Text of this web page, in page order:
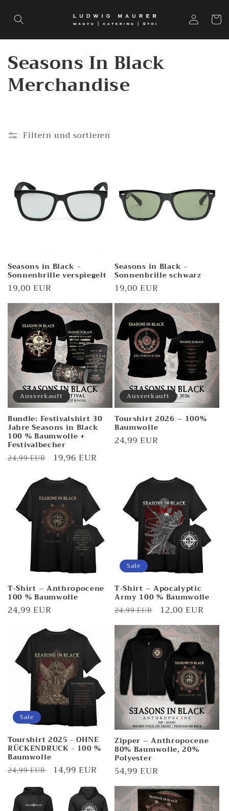
zum
Inhalt Einloggen
K
a
e
r
:
Seasons In Black
Merchandise
Filtern und sortieren
Seasons in Black -
Sonnenbrille verspiegelt
Normaler
Preis
19,00 EUR
Seasons in Black -
Sonnenbrille schwarz
Normaler
Preis
19,00 EUR
Ausverkauft
Bundle: Festivalshirt 30
Jahre Seasons in Black
100 % Baumwolle +
Festivalbecher
Normaler
24,99 EUR Verkaufspreis
19,96 EUR
Ausverkauft
Tourshirt 2026 – 100%
Baumwolle
Normaler
24,99 EUR
T-Shirt – Anthropocene
100 % Baumwolle
Normaler
24,99 EUR
Sale
T-Shirt – Apocalyptic
Army 100 % Baumwolle
Normaler
Preis
24,99 EUR Verkaufspreis
12,00 EUR
Sale
Tourshirt 2025 - OHNE
RÜCKENDRUCK - 100 %
Baumwolle
Normaler
24,99 EUR Verkaufspreis
14,99 EUR
Zipper – Anthropocene
80% Baumwolle, 20%
Polyester
Normaler
Preis
54,99 EUR